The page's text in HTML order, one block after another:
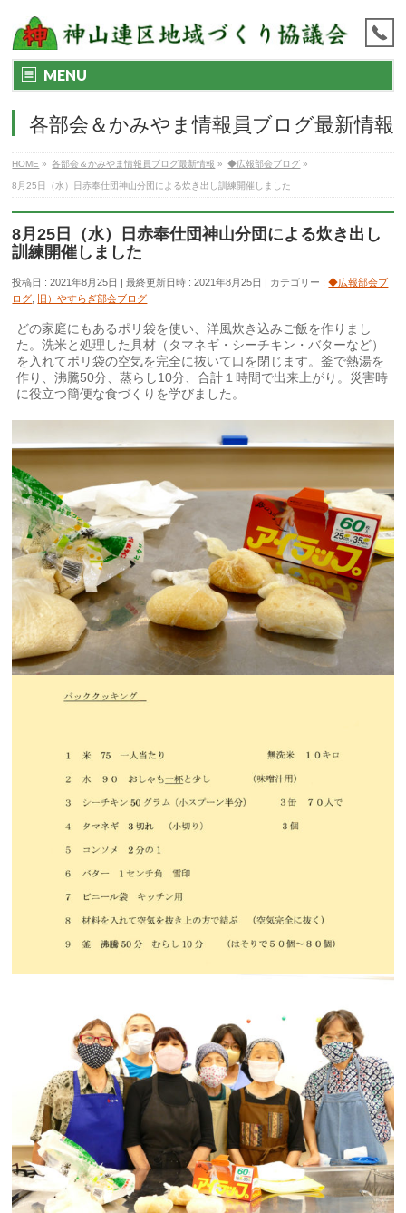
MENU
各部会＆かみやま情報員ブログ最新情報
HOME » 各部会＆かみやま情報員ブログ最新情報 » ◆広報部会ブログ »
8月25日（水）日赤奉仕団神山分団による炊き出し訓練開催しました
8月25日（水）日赤奉仕団神山分団による炊き出し
訓練開催しました
投稿日 : 2021年8月25日 最終更新日時 : 2021年8月25日 カテゴリー :◆広報部会ブ
ログ
旧）やすらぎ部会ブログ
どの家庭にもあるポリ袋を使い、洋風炊き込みご飯を作りまし
た。洗米と処理した具材（タマネギ・シーチキン・バターなど）
を入れてポリ袋の空気を完全に抜いて口を閉じます。釜で熱湯を
作り、沸騰50分、蒸らし10分、合計１時間で出来上がり。災害時
に役立つ簡便な食づくりを学びました。